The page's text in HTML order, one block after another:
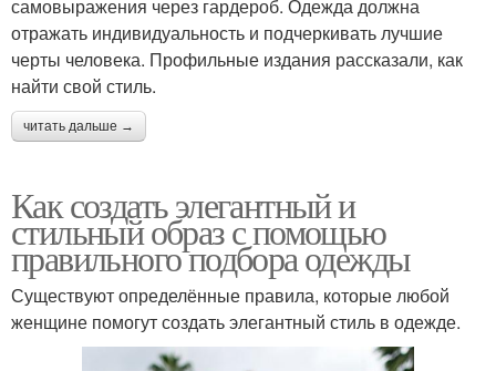
самовыражения через гардероб. Одежда должна
отражать индивидуальность и подчеркивать лучшие
черты человека. Профильные издания рассказали, как
найти свой стиль.
читать дальше →
Как создать элегантный и
стильный образ с помощью
правильного подбора одежды
Существуют определённые правила, которые любой
женщине помогут создать элегантный стиль в одежде.